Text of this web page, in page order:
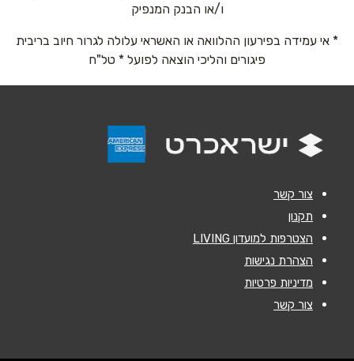
אימייל*
074-7505520 (שלוחה 2)
צ'ק פוסט בעלי מלאכה 11
ו/או הבנק המנפיק
* אי עמידה בפירעון ההלוואה או האשראי עלולה לגרור חיוב בריבית
פיגורים והליכי הוצאה לפועל * טל"ח
צור קשר
תקנון
הצטרפות למועדון LIVING
הצהרת נגישות
מדיניות פרטיות
צור קשר